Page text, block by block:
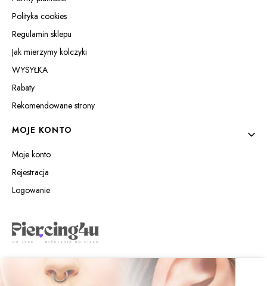
Polityka cookies
Regulamin sklepu
Jak mierzymy kolczyki
WYSYŁKA
Rabaty
Rekomendowane strony
MOJE KONTO
Moje konto
Rejestracja
Logowanie
Piercing4u Izabela Jaworowska